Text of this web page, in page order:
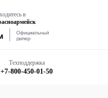
в
Техподдержка
+7-800-450-01-50